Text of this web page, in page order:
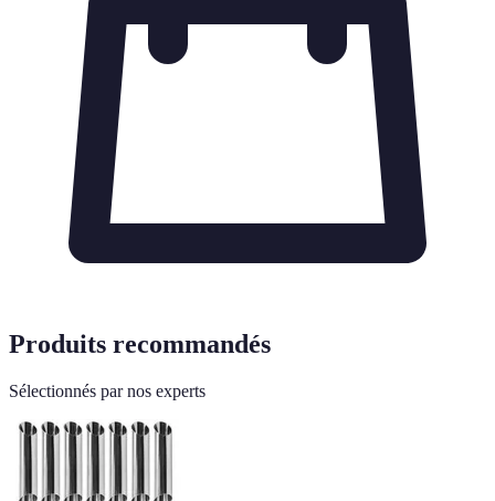
Produits recommandés
Sélectionnés par nos experts